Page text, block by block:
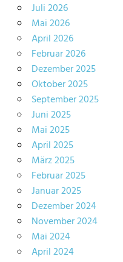
Juli 2026
Mai 2026
April 2026
Februar 2026
Dezember 2025
Oktober 2025
September 2025
Juni 2025
Mai 2025
April 2025
März 2025
Februar 2025
Januar 2025
Dezember 2024
November 2024
Mai 2024
April 2024